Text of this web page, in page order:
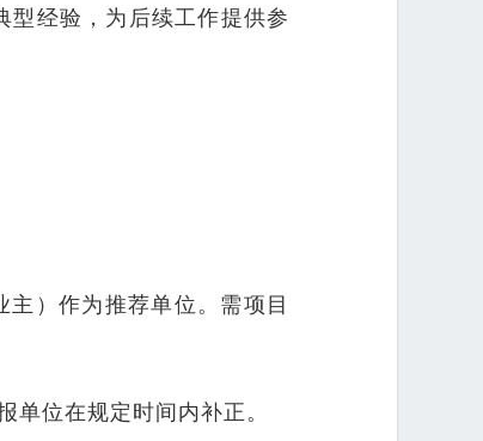
型经验，为后续工作提供参
）作为推荐单位。需项目
位在规定时间内补正。